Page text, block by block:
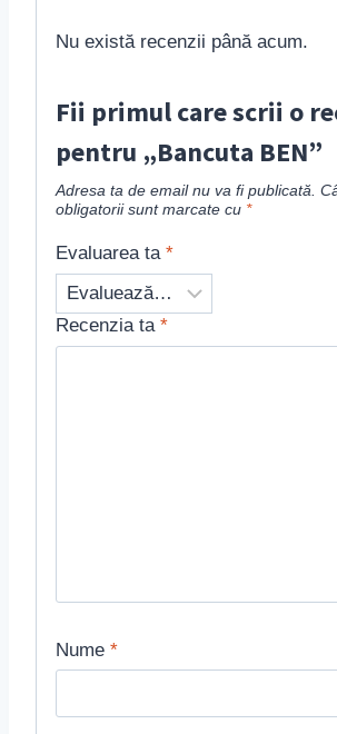
Nu există recenzii până acum.
Fii primul care scrii o
pentru „Bancuta BEN”
Adresa ta de email nu va fi publicată.
obligatorii sunt marcate cu *
Evaluarea ta *
Recenzia ta *
Nume *